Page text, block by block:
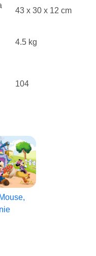
43 x 30 x 12 cm
4.5 kg
104